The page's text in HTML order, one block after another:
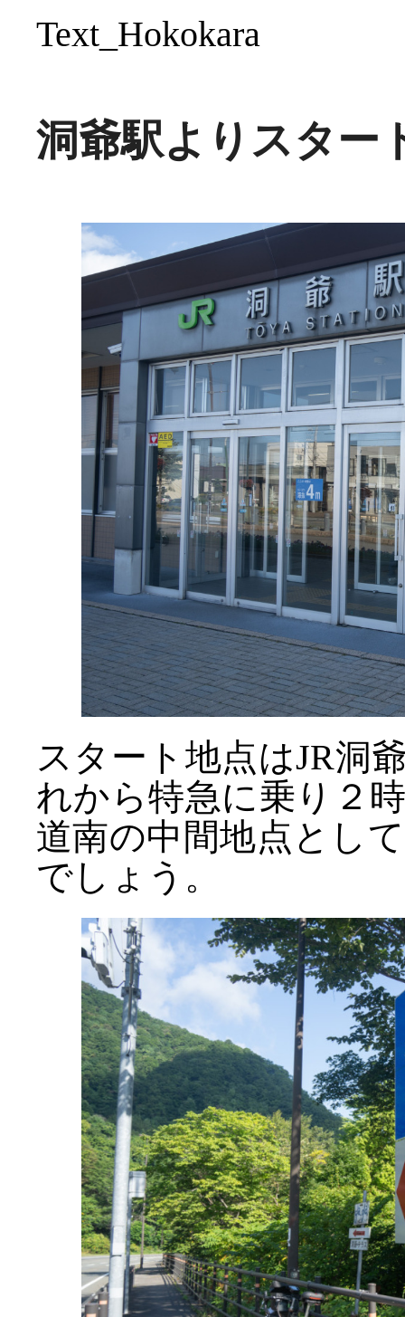
Text_Hokokara
洞爺駅よりスター
スタート地点はJR洞
れから特急に乗り２
道南の中間地点とし
でしょう。